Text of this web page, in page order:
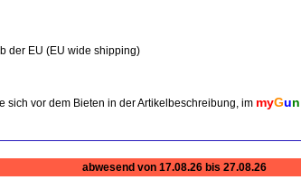
der EU (EU wide shipping)
sich vor dem Bieten in der Artikelbeschreibung, im myGun
abwesend von 17.08.26 bis 27.08.26